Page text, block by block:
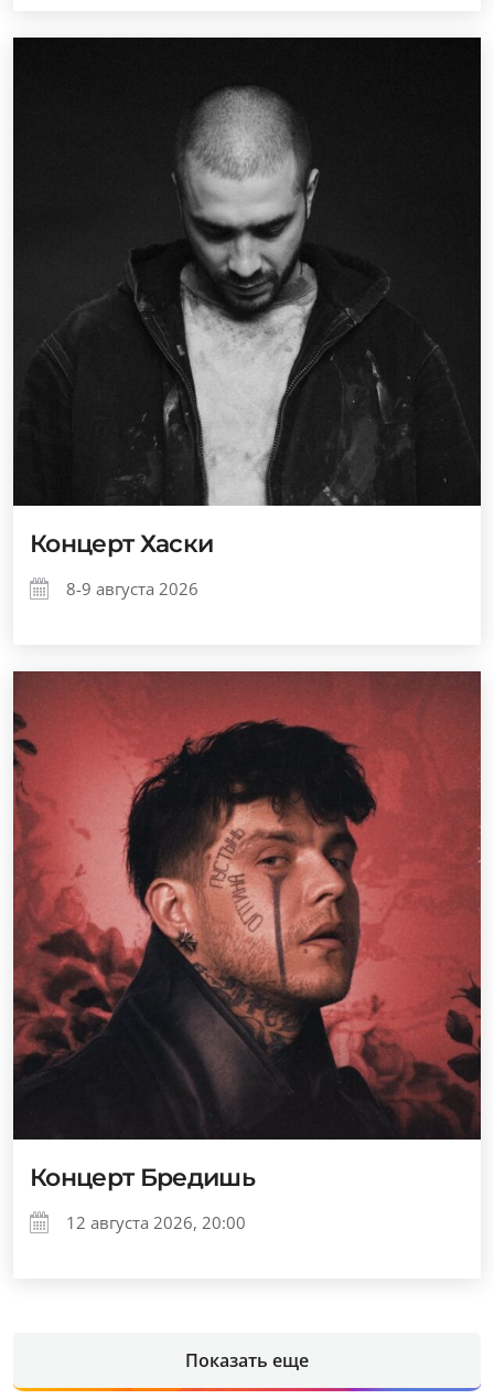
Концерт Хаски
8-9 августа 2026
Концерт Бредишь
12 августа 2026, 20:00
Показать еще